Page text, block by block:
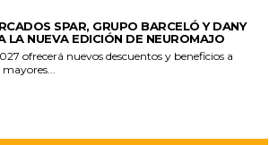
SPAR, GRUPO BARCELÓ Y DANY
LA NUEVA EDICIÓN DE NEUROMAJO
ofrecerá nuevos descuentos y beneficios a